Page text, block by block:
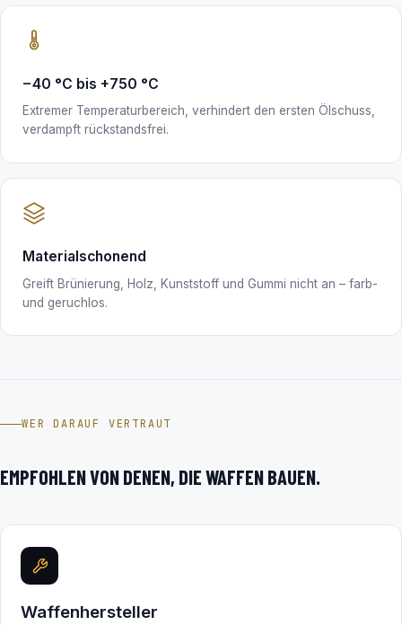
−40 °C bis +750 °C
Extremer Temperaturbereich, verhindert den ersten Ölschuss,
verdampft rückstandsfrei.
Materialschonend
Greift Brünierung, Holz, Kunststoff und Gummi nicht an – farb-
und geruchlos.
WER DARAUF VERTRAUT
EMPFOHLEN VON DENEN, DIE WAFFEN BAUEN.
Waffenhersteller